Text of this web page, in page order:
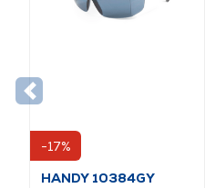
-17%
HANDY 10384GY